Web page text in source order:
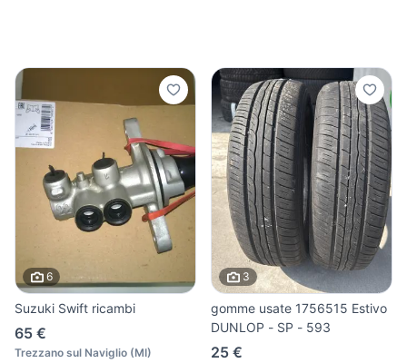
6
Suzuki Swift ricambi
65 €
Trezzano sul Naviglio (MI)
3
gomme usate 1756515 Estivo
DUNLOP - SP - 593
25 €